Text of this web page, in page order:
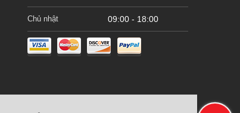
Chủ nhật 09:00 - 18:00